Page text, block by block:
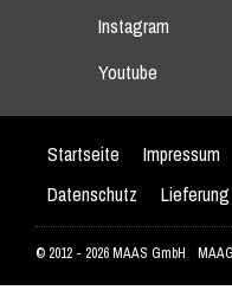
Instagram
Youtube
Startseite Impressum
Datenschutz
Lieferung
© 2012 - 2026 MAAS GmbH